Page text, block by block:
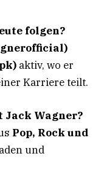
folgen?
aktiv, wo er
Karriere teilt.
Wagner?
Pop, Rock und
und